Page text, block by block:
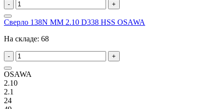
- +
Сверло 138N MM 2.10 D338 HSS OSAWA
На складе: 68
- +
OSAWA
2.10
2.1
24